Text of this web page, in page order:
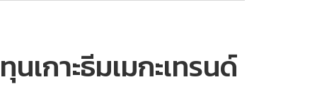
เกาะธีมเมกะเทรนด์